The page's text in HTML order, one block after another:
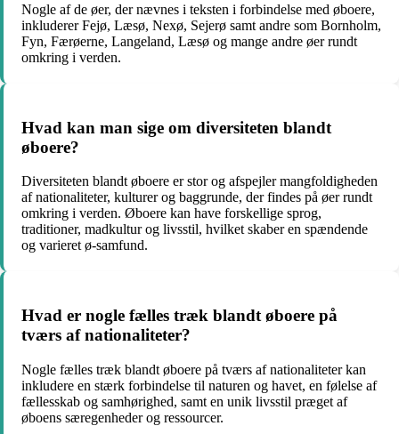
Nogle af de øer, der nævnes i teksten i forbindelse med øboere,
inkluderer Fejø, Læsø, Nexø, Sejerø samt andre som Bornholm,
Fyn, Færøerne, Langeland, Læsø og mange andre øer rundt
omkring i verden.
Hvad kan man sige om diversiteten blandt
øboere?
Diversiteten blandt øboere er stor og afspejler mangfoldigheden
af nationaliteter, kulturer og baggrunde, der findes på øer rundt
omkring i verden. Øboere kan have forskellige sprog,
traditioner, madkultur og livsstil, hvilket skaber en spændende
og varieret ø-samfund.
Hvad er nogle fælles træk blandt øboere på
tværs af nationaliteter?
Nogle fælles træk blandt øboere på tværs af nationaliteter kan
inkludere en stærk forbindelse til naturen og havet, en følelse af
fællesskab og samhørighed, samt en unik livsstil præget af
øboens særegenheder og ressourcer.